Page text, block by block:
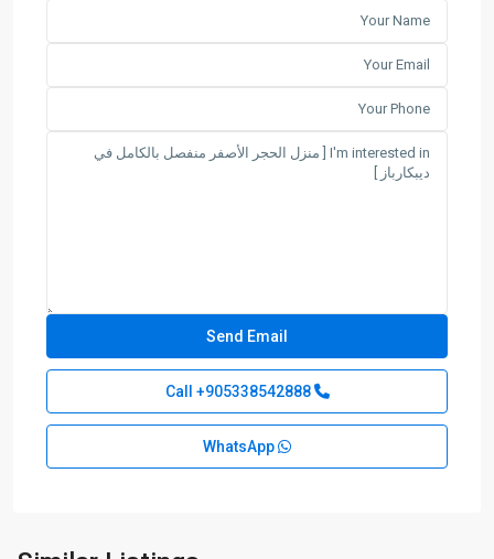
Call
+905338542888